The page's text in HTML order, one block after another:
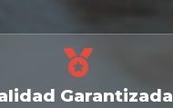
Garantizada